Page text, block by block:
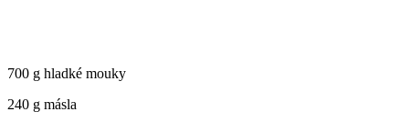
700 g hladké mouky
240 g másla